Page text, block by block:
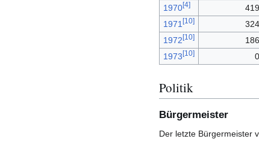
1970[4] 419
1971 [10] 324
1972 [10] 186
1973 [10] 0
Politik
Bürgermeister
Der letzte Bürgermeister